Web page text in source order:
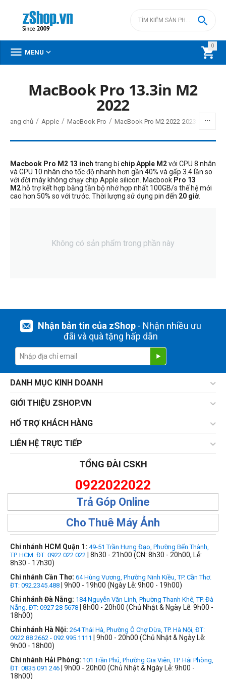
0


 MENU 
MacBook Pro 13.3in M2
2022
Trang chủ / Apple / MacBook Pro / MacBook Pro M2 2022-2023
Macbook Pro M2 13 inch trang bị chip Apple M2với CPU 8 nhân
và GPU 10 nhân cho tốc độ nhanh hơn gần 40% và gấp 3.4 lần so
với đời máy không chạy chip Apple silicon. Macbook Pro 13
M2 hỗ trợ kết hợp băng tần bộ nhớ hợp nhất 100GB/s thế hệ mới
cao hơn 50% so với trước. Thời lượng sử dụng pin đến 20 giờ.
Không có sản phẩm trong phần này
Nhận bản tin của zShop- Nhận nhiều ưu
đãi và quà tặng hấp dẫn
DANH MỤC KINH DOANH
GIỚI THIỆU ZSHOP.VN
HỔ TRỢ KHÁCH HÀNG
LIÊN HỆ TRỰC TIẾP
TỔNG ĐÀI CSKH
0922022022
Trả Góp Online
Cho Thuê Máy Ảnh
Chi nhánh HCM Quận 1: 49-51 Trần Hưng Đạo, Phường Bến Thành,
TP. HCM. ĐT: 0922 022 022 | 8h30 - 21h00 (CN: 8h30 - 20h00, Lễ:
8h30 - 17h30)
Chi nhánh Cần Thơ: 64 Hùng Vương, Phường Ninh Kiều, TP. Cần Thơ.
ĐT: 092.2345.488 | 9h00 - 19h00 (Ngày Lễ: 9h00 - 19h00)
Chi nhánh Đà Nẵng: 184 Nguyễn Văn Linh, Phường Thanh Khê, TP. Đà
Nẵng. ĐT: 0927 28 5678 | 8h00 - 20h00 (Chủ Nhật & Ngày Lễ: 9h00 -
18h00)
Chi nhánh Hà Nội: 264 Thái Hà, Phường Ô Chợ Dừa, TP. Hà Nội, ĐT:
0922 88 2662 - 092.995.1111
| 9h00 - 20h00 (Chủ Nhật & Ngày Lễ:
9h00 - 18h00)
Chi nhánh Hải Phòng: 101 Trần Phú, Phường Gia Viên, TP. Hải Phòng,
ĐT: 0835 091 246 | 9h00 - 20h00 (Chủ Nhật & Ngày Lễ: 9h00 -
18h00)